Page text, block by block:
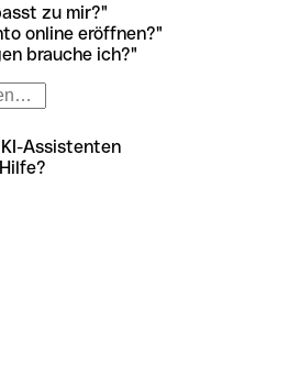
zu mir?"
online eröffnen?"
brauche ich?"
Assistenten